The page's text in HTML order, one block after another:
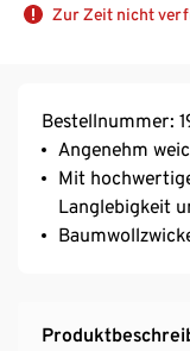
Zur Zeit nicht
Bestellnummer:
Angenehm
Mit
Langlebigkeit